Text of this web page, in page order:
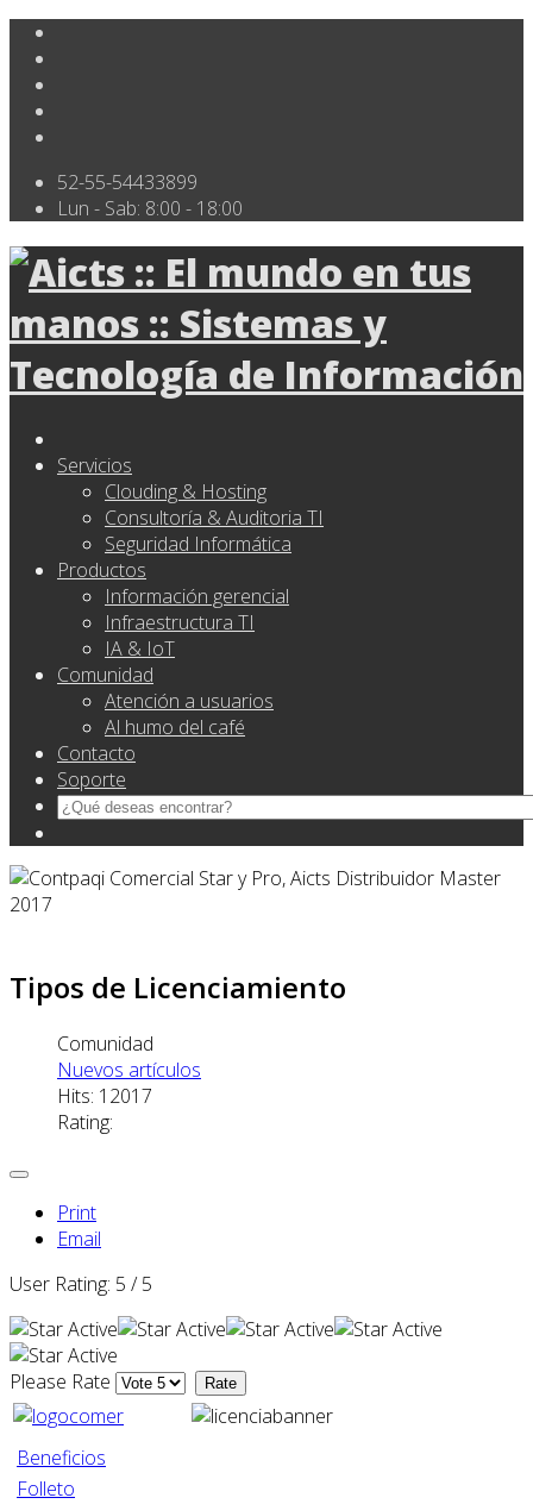
52-55-54433899
Lun - Sab: 8:00 - 18:00
Servicios
Clouding & Hosting
Consultoría & Auditoria TI
Seguridad Informática
Productos
Información gerencial
Infraestructura TI
IA & IoT
Comunidad
Atención a usuarios
Al humo del café
Contacto
Soporte
Tipos de Licenciamiento
Comunidad
Nuevos artículos
Hits: 12017
Rating:
Print
Email
User Rating: 5 /5
Please Rate
Beneficios
Folleto